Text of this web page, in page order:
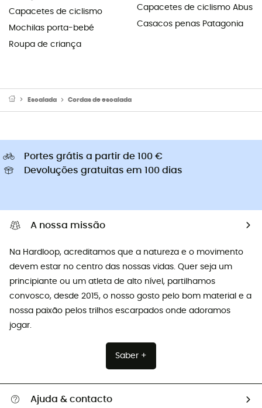
Capacetes de ciclismo
Mochilas porta-bebé
Roupa de criança
Capacetes de ciclismo Abus
Casacos penas Patagonia
Escalada Cordas de escalada
Portes grátis a partir de 100 €
Devoluções gratuitas em 100 dias
A nossa missão
Na Hardloop, acreditamos que a natureza e o movimento
devem estar no centro das nossas vidas. Quer seja um
principiante ou um atleta de alto nível, partilhamos
convosco, desde 2015, o nosso gosto pelo bom material e a
nossa paixão pelos trilhos escarpados onde adoramos
jogar.
Saber +
Ajuda & contacto